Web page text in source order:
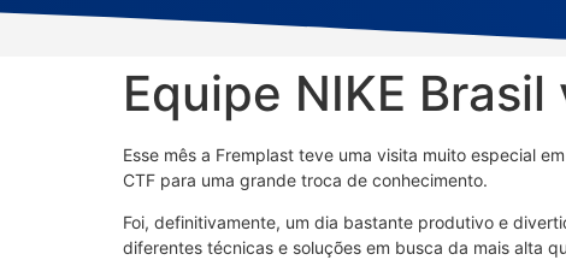
Equipe NIKE
Esse mês a Fremplast teve uma visita muito especial
CTF para uma grande troca de conhecimento.
Foi, definitivamente, um dia bastante produtivo e
diferentes técnicas e soluções em busca da mais alta